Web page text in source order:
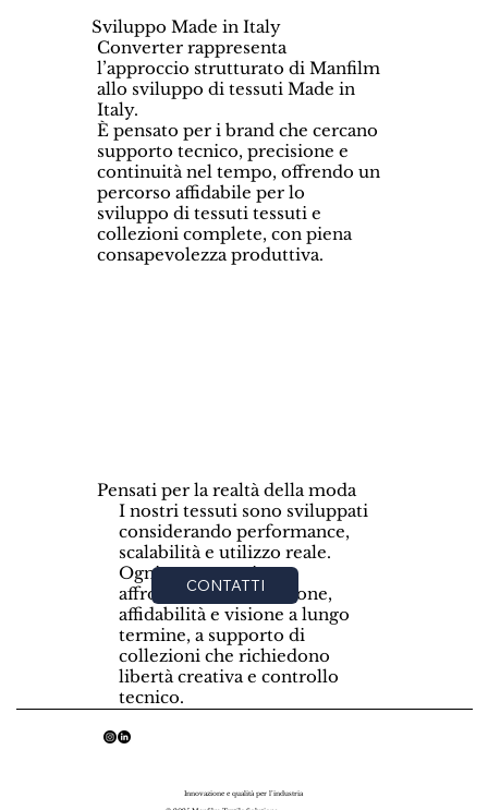
Sviluppo Made in Italy
Converter rappresenta
l’approccio strutturato di Manfilm
allo sviluppo di tessuti Made in
Italy.
È pensato per i brand che cercano
supporto tecnico, precisione e
continuità nel tempo, offrendo un
percorso affidabile per lo
sviluppo di tessuti tessuti e
collezioni complete, con piena
consapevolezza produttiva.
Pensati per la realtà della moda
I nostri tessuti sono sviluppati
considerando performance,
scalabilità e utilizzo reale.
Ogni progetto viene
affrontato con precisione,
affidabilità e visione a lungo
termine, a supporto di
collezioni che richiedono
libertà creativa e controllo
tecnico.
CONTATTI
Innovazione e qualità per l’industria